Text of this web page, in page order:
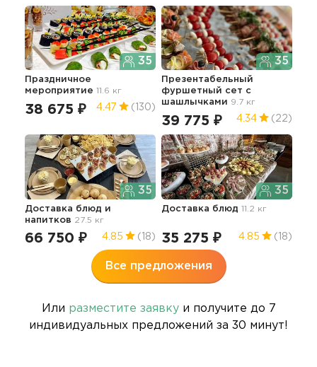
35
Праздничное
мероприятие
11.6 кг
38 675 ₽ 4.47 (130)
35
Презентабельный
фуршетный сет с
шашлычками
9.7 кг
39 775 ₽ 4.34 (22)
35
Доставка блюд и
напитков 27.5 кг
66 750 ₽ 4.85 (18)
35
Доставка блюд 11.2 кг
35 275 ₽ 4.85 (18)
Все предложения
Или разместите заявкуи получите до 7
индивидуальных предложений за 30 минут!